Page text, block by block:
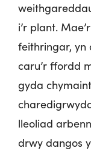
i’r plant.
feithringar, yn
caru’r ffordd
gyda
lleoliad
drwy dangos